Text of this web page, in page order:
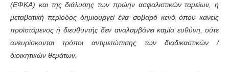
(ΕΦΚΑ) και της διάλυσης των πρώην ασφαλιστικών ταμείων, η
μεταβατική περίοδος δημιουργεί ένα σοβαρό κενό όπου κανείς
προϊστάμενος ή διευθυντής δεν αναλαμβάνει καμία ευθύνη, ούτε
ανευρίσκονται τρόποι αντιμετώπισης των διαδικαστικών /
διοικητικών θεμάτων.